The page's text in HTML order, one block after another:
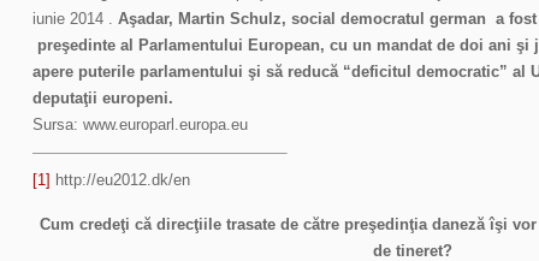
iunie 2014 . Aşadar, Martin Schulz, social democratul german a fost
preşedinte al Parlamentului European, cu un mandat de doi ani şi
apere puterile parlamentului şi să reducă “deficitul democratic” al
deputaţii europeni.
Sursa: www.europarl.europa.eu
[1] http://eu2012.dk/en
Cum credeţi că direcţiile trasate de către preşedinţia daneză îşi
de tineret?